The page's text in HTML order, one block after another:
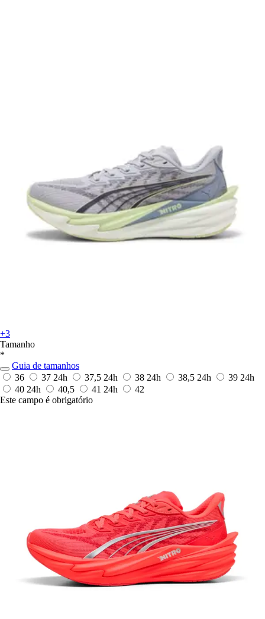
+3
Tamanho
*
Guia de tamanhos
36
37 24h 37,5 24h 38 24h 38,5 24h 39 24h
40 24h 40,5 41 24h
42
Este campo é obrigatório